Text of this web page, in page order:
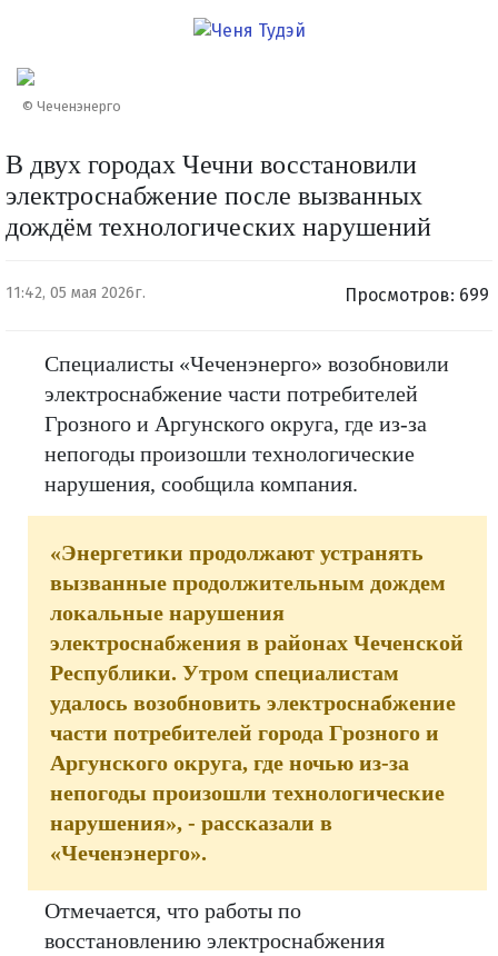
© Чеченэнерго
В двух городах Чечни восстановили
электроснабжение после вызванных
дождём технологических нарушений
11:42, 05 мая 2026г. Просмотров: 699
Специалисты «Чеченэнерго» возобновили
электроснабжение части потребителей
Грозного и Аргунского округа, где из-за
непогоды произошли технологические
нарушения, сообщила компания.
«Энергетики продолжают устранять
вызванные продолжительным дождем
локальные нарушения
электроснабжения в районах Чеченской
Республики. Утром специалистам
удалось возобновить электроснабжение
части потребителей города Грозного и
Аргунского округа, где ночью из-за
непогоды произошли технологические
нарушения», - рассказали в
«Чеченэнерго».
Отмечается, что работы по
восстановлению электроснабжения